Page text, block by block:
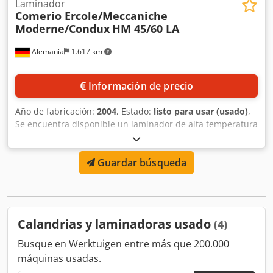
Alemania 1.617 km
Laminador
Comerio Ercole/Meccaniche
Moderne/Condux HM 45/60 LA
Información de precio
Año de fabricación: 2004, Estado: listo para usar (usado),
Se encuentra disponible un laminador de alta temperatura
para masas reforzadas con fibra de vidrio. 1) Rodillo
grande Comerio Ercole, año de construcción: 1970, ancho
de trabajo: 1500 mm, diámetro del rodillo: 600 mm,
espacio entre rodillos: ajustable eléctricamente,
pequeño Meccaniche Moderne, año de construcción: 1966,
lubricación: lubricación por circulación de aceite. 3)
Mezclador horizontal, volumen: 2,5m³. 4) Rack para big
bags con grúa. 5) 2x básculas dosificadoras gravimétricas
con control. 6) Cintas transportadoras y transportadores
Guardar búsqueda
Calandrias y laminadoras usado (4)
Busque en Werktuigen entre más que 200.000
máquinas usadas.